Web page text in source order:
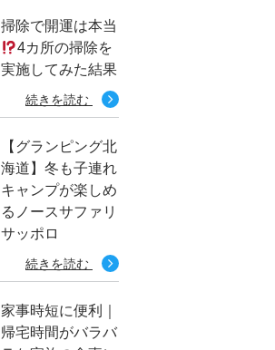
掃除で開運は本当
4カ所の掃除を
実施してみた結果
続きを読む
【グランピング北
海道】冬も子連れ
キャンプが楽しめ
るノースサファリ
サッポロ
続きを読む
家事時短に便利｜
帰宅時間がバラバ